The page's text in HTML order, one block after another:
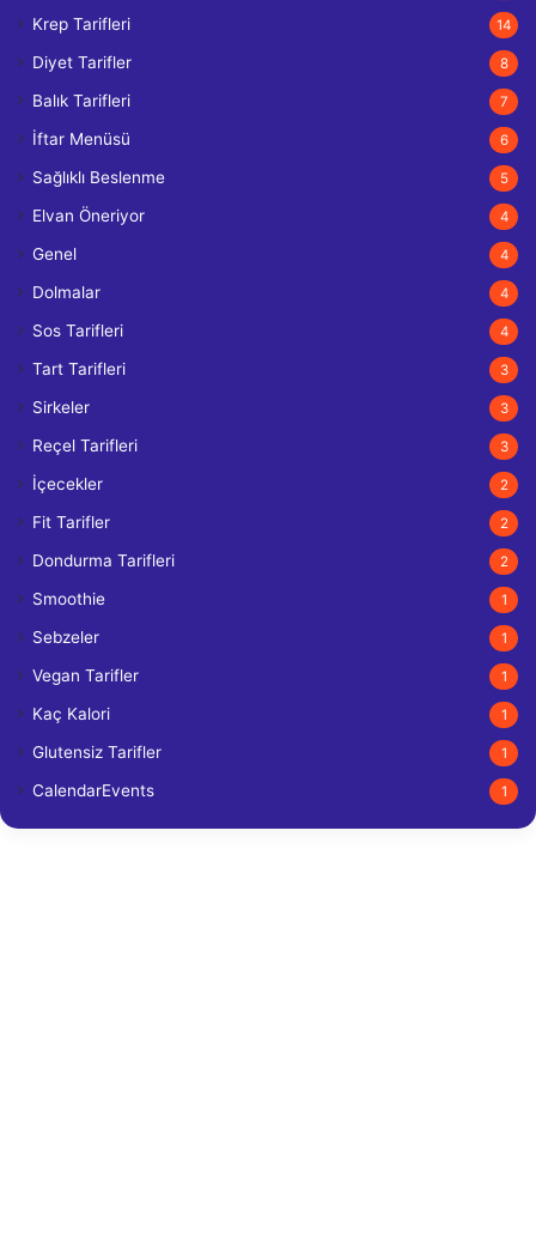
Krep Tarifleri 14
Diyet Tarifler 8
Balık Tarifleri 7
İftar Menüsü 6
Sağlıklı Beslenme 5
Elvan Öneriyor 4
Genel 4
Dolmalar 4
Sos Tarifleri 4
Tart Tarifleri 3
Sirkeler 3
Reçel Tarifleri 3
İçecekler 2
Fit Tarifler 2
Dondurma Tarifleri 2
Smoothie 1
Sebzeler 1
Vegan Tarifler 1
Kaç Kalori 1
Glutensiz Tarifler 1
CalendarEvents 1